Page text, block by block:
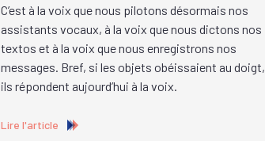
C’est à la voix que nous pilotons désormais nos
assistants vocaux, à la voix que nous dictons nos
textos et à la voix que nous enregistrons nos
messages. Bref, si les objets obéissaient au doigt,
ils répondent aujourd’hui à la voix.
Lire l'article